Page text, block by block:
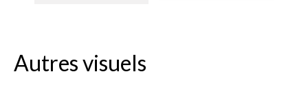
Autres visuels